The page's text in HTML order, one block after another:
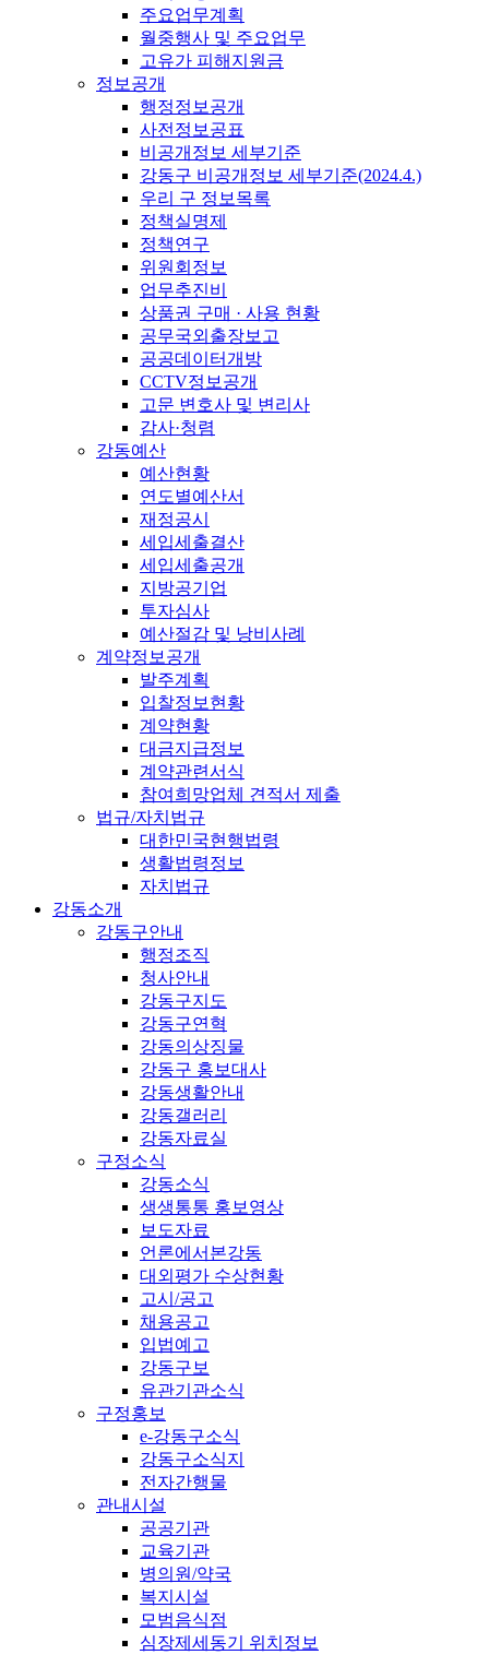
주요업무계획
월중행사 및 주요업무
고유가 피해지원금
정보공개
행정정보공개
사전정보공표
비공개정보 세부기준
강동구 비공개정보 세부기준(2024.4.)
우리 구 정보목록
정책실명제
정책연구
위원회정보
업무추진비
상품권 구매 · 사용 현황
공무국외출장보고
공공데이터개방
CCTV정보공개
고문 변호사 및 변리사
감사·청렴
강동예산
예산현황
연도별예산서
재정공시
세입세출결산
세입세출공개
지방공기업
투자심사
예산절감 및 낭비사례
계약정보공개
발주계획
입찰정보현황
계약현황
대금지급정보
계약관련서식
참여희망업체 견적서 제출
법규/자치법규
대한민국현행법령
생활법령정보
자치법규
강동소개
강동구안내
행정조직
청사안내
강동구지도
강동구연혁
강동의상징물
강동구 홍보대사
강동생활안내
강동갤러리
강동자료실
구정소식
강동소식
생생통통 홍보영상
보도자료
언론에서본강동
대외평가 수상현황
고시/공고
채용공고
입법예고
강동구보
유관기관소식
구정홍보
e-강동구소식
강동구소식지
전자간행물
관내시설
공공기관
교육기관
병의원/약국
복지시설
모범음식점
심장제세동기 위치정보